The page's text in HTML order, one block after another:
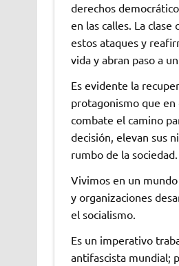
derechos
en las calles. La
estos ataques y
vida y abran paso a
Es evidente la
protagonismo que en
combate el camino
decisión, elevan sus
rumbo de la sociedad.
Vivimos en un
y organizaciones
el socialismo.
Es un imperativo
antifascista mundial;